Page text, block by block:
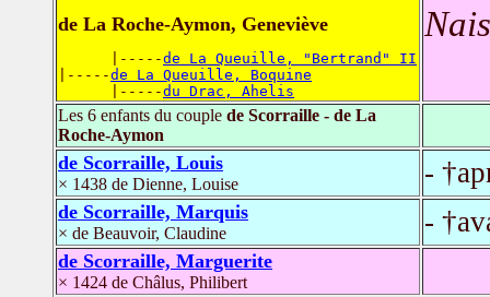
de La Roche-Aymon, Geneviève
      |-----
de La Queuille, "Bertrand" II
|-----de La Queuille, Boquine
      |-----
du Drac, Ahelis
Les 6 enfants du couple de Scorraille - de La
Roche-Aymon
de Scorraille, Louis
× 1438 de Dienne, Louise -
de Scorraille, Marquis
× de Beauvoir, Claudine -
de Scorraille, Marguerite
× 1424 de Châlus, Philibert